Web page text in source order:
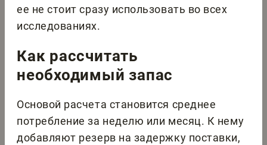
ее не стоит сразу использовать во всех
исследованиях.
Как рассчитать
необходимый запас
Основой расчета становится среднее
потребление за неделю или месяц. К нему
добавляют резерв на задержку поставки,